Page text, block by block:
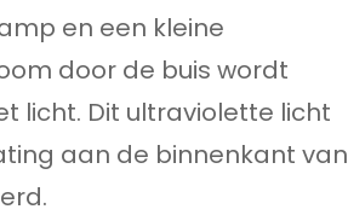
en een kleine
door de buis wordt
licht. Dit ultraviolette licht
aan de binnenkant van